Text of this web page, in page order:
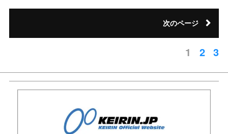
次のページ
1 2 3